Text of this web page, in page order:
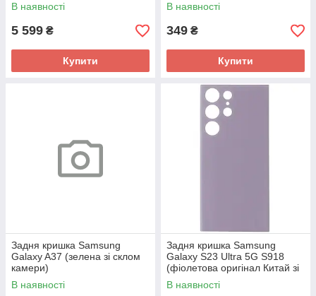
В наявності
5 599 ₴
Купити
В наявності
349 ₴
Купити
Задня кришка Samsung
Galaxy A37 (зелена зі склом
камери)
В наявності
Задня кришка Samsung
Galaxy S23 Ultra 5G S918
(фіолетова оригінал Китай зі
склом камери)
В наявності